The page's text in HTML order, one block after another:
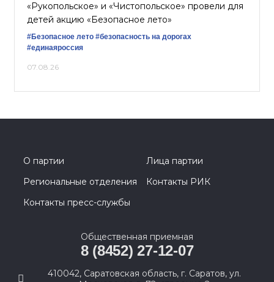
«Рукопольское» и «Чистопольское» провели для
детей акцию «Безопасное лето»
#Безопасное лето #безопасность на дорогах
#единаяроссия
07.08.26
О партии
Лица партии
Региональные отделения
Контакты РИК
Контакты пресс-службы
Общественная приемная
8 (8452) 27-12-07
410042, Саратовская область, г. Саратов, ул.